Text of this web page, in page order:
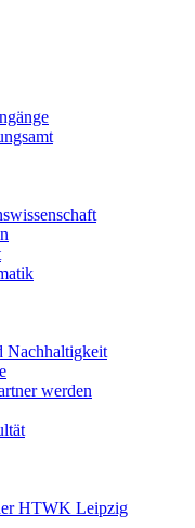
Nachhaltigkeit
werden
HTWK Leipzig